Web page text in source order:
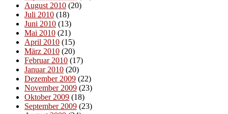
August 2010 (20)
Juli 2010 (18)
Juni 2010 (13)
Mai 2010 (21)
April 2010 (15)
März 2010 (20)
Februar 2010 (17)
Januar 2010 (20)
Dezember 2009 (22)
November 2009 (23)
Oktober 2009 (18)
September 2009 (23)